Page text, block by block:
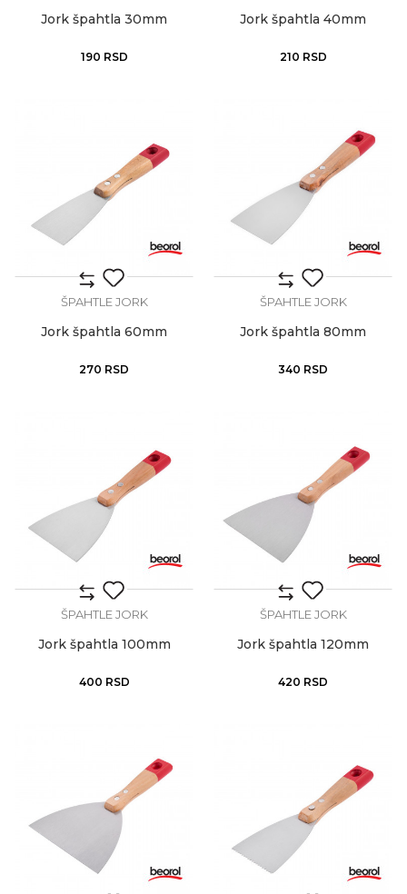
Jork špahtla 30mm
190 RSD
Jork špahtla 40mm
210 RSD
ŠPAHTLE JORK
Jork špahtla 60mm
270 RSD
ŠPAHTLE JORK
Jork špahtla 80mm
340 RSD
ŠPAHTLE JORK
Jork špahtla 100mm
400 RSD
ŠPAHTLE JORK
Jork špahtla 120mm
420 RSD